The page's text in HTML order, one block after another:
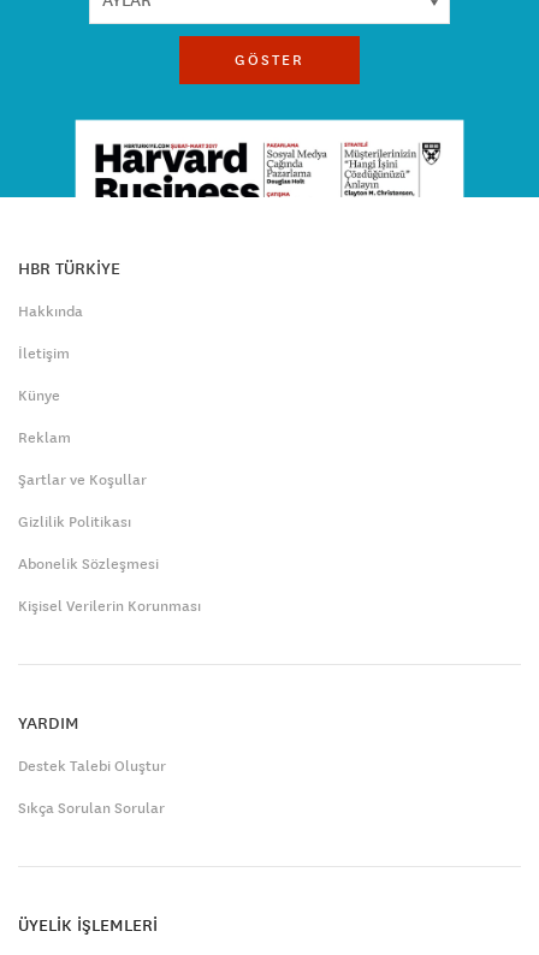
GÖSTER
HBR TÜRKİYE
Hakkında
İletişim
Künye
Reklam
Şartlar ve Koşullar
Gizlilik Politikası
Abonelik Sözleşmesi
Kişisel Verilerin Korunması
YARDIM
Destek Talebi Oluştur
Sıkça Sorulan Sorular
ÜYELİK İŞLEMLERİ